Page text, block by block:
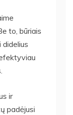
to, būriais
ir
padėjusi